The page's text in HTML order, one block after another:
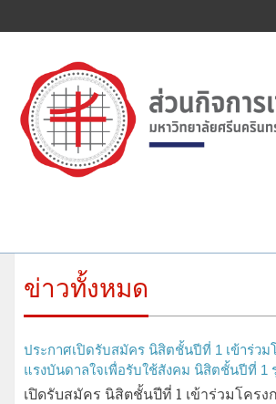
ข่าวทั้งหมด
ประกาศเปิดรับสมัคร นิสิตชั้นปีที่ 1 เข้าร่วม
แรงบันดาลใจเพื่อรับใช้สังคม นิสิตชั้นปีที่ 1
เปิดรับสมัคร นิสิตชั้นปีที่ 1 เข้าร่วมโครง